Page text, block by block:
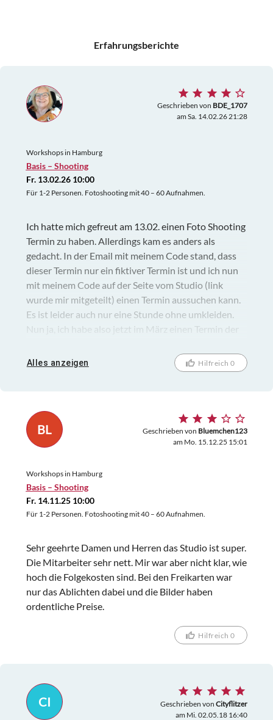
Erfahrungsberichte
Geschrieben von BDE_1707
am Sa. 14.02.26 21:28
Workshops in Hamburg
Basis – Shooting
Fr. 13.02.26 10:00
Für 1-2 Personen. Fotoshooting mit 40 – 60 Aufnahmen.
Ich hatte mich gefreut am 13.02. einen Foto Shooting
Termin zu haben. Allerdings kam es anders als
gedacht. In der Email mit meinem Code stand, dass
dieser Termin nur ein fiktiver Termin ist und ich nun
mit meinem Code auf der Seite vom Studio (link
wurde mir mitgeteilt) einen Termin aussuchen kann.
Es ist leider auch nur eine Stunde ohne umkleiden.
Nun ja, ich habe also jetzt im März einen Termin der
melde mich dann eieder. Es bleibt spannend.
Alles anzeigen Hilfreich 0
BL Geschrieben von Bluemchen123
am Mo. 15.12.25 15:01
Workshops in Hamburg
Basis – Shooting
Fr. 14.11.25 10:00
Für 1-2 Personen. Fotoshooting mit 40 – 60 Aufnahmen.
Sehr geehrte Damen und Herren das Studio ist super.
Die Mitarbeiter sehr nett. Mir war aber nicht klar, wie
hoch die Folgekosten sind. Bei den Freikarten war
nur das Ablichten dabei und die Bilder haben
ordentliche Preise.
Hilfreich 0
CI Geschrieben von Cityflitzer
am Mi. 02.05.18 16:40